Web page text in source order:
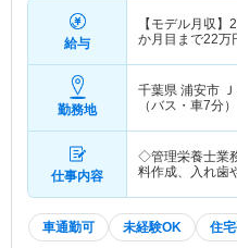
給与
【モデル月収】
か月目まで22万
勤務地
千葉県 浦安市
（バス・車7分）
仕事内容
◇管理栄養士業
料作成、入れ歯
車通勤可 未経験OK 住